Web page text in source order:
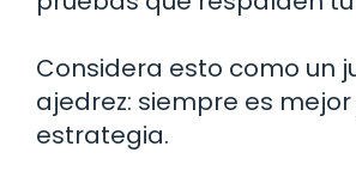
Considera esto como un
ajedrez: siempre es
estrategia.